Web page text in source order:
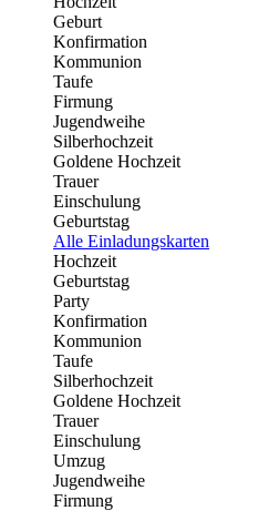
Geburt
Konfirmation
Kommunion
Taufe
Firmung
Jugendweihe
Silberhochzeit
Goldene Hochzeit
Trauer
Einschulung
Geburtstag
Alle Einladungskarten
Hochzeit
Geburtstag
Party
Konfirmation
Kommunion
Taufe
Silberhochzeit
Goldene Hochzeit
Trauer
Einschulung
Umzug
Jugendweihe
Firmung